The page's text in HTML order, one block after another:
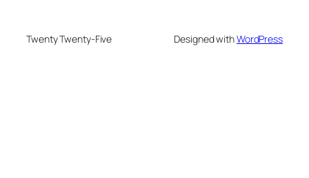
Twenty Twenty-Five Designed withWordPress